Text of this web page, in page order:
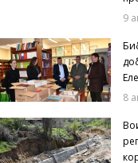
9
8